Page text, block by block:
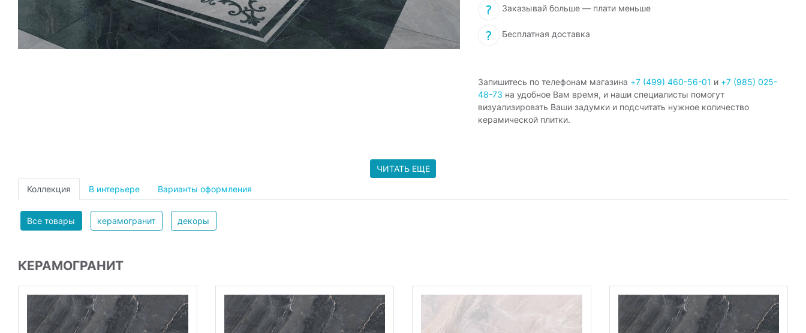
Заказывай больше — плати меньше
Бесплатная доставка
Запишитесь по телефонам магазина +7 (499) 460-56-01 и +7 (985) 025-
48-73 на удобное Вам время, и наши специалисты помогут
визуализировать Ваши задумки и подсчитать нужное количество
керамической плитки.
ЧИТАТЬ ЕЩЕ
Коллекция В интерьере Варианты оформления
Все товары керамогранит декоры
КЕРАМОГРАНИТ